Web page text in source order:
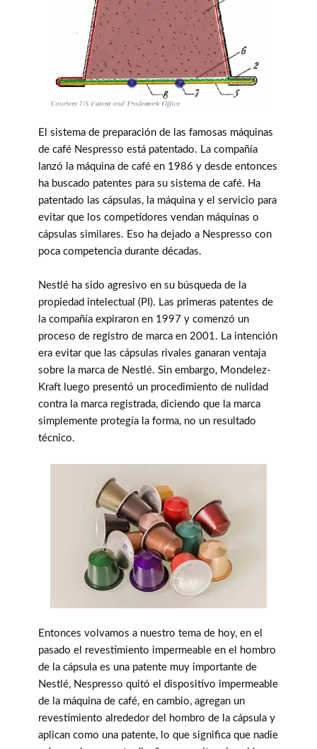
El sistema de preparación de las famosas máquinas
de café Nespresso está patentado. La compañía
lanzó la máquina de café en 1986 y desde entonces
ha buscado patentes para su sistema de café. Ha
patentado las cápsulas, la máquina y el servicio para
evitar que los competidores vendan máquinas o
cápsulas similares. Eso ha dejado a Nespresso con
poca competencia durante décadas.
Nestlé ha sido agresivo en su búsqueda de la
propiedad intelectual (PI). Las primeras patentes de
la compañía expiraron en 1997 y comenzó un
proceso de registro de marca en 2001. La intención
era evitar que las cápsulas rivales ganaran ventaja
sobre la marca de Nestlé. Sin embargo, Mondelez-
Kraft luego presentó un procedimiento de nulidad
contra la marca registrada, diciendo que la marca
simplemente protegía la forma, no un resultado
técnico.
Entonces volvamos a nuestro tema de hoy, en el
pasado el revestimiento impermeable en el hombro
de la cápsula es una patente muy importante de
Nestlé, Nespresso quitó el dispositivo impermeable
de la máquina de café, en cambio, agregan un
revestimiento alrededor del hombro de la cápsula y
aplican como una patente, lo que significa que nadie